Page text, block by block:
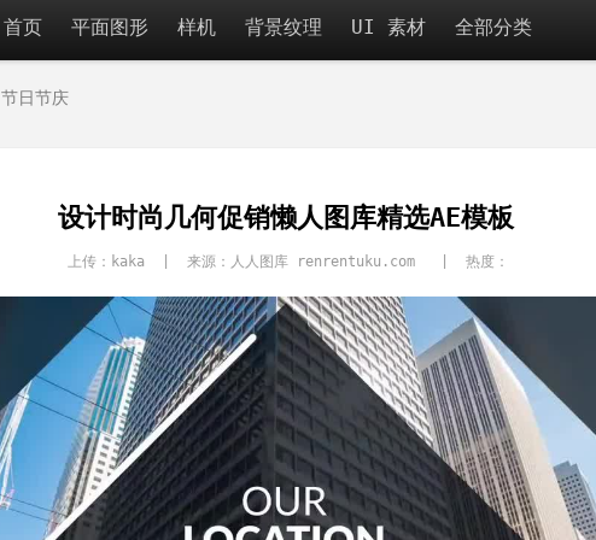
首页 平面图形 样机 背景纹理 UI 素材 全部分类
节日节庆
设计时尚几何促销懒人图库精选AE模板
上传：kaka | 来源：人人图库 renrentuku.com | 热度：